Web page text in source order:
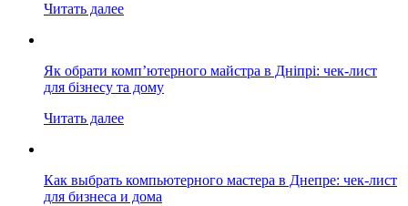
Читать далее
Як обрати комп’ютерного майстра в Дніпрі: чек-лист
для бізнесу та дому
Читать далее
Как выбрать компьютерного мастера в Днепре: чек-лист
для бизнеса и дома